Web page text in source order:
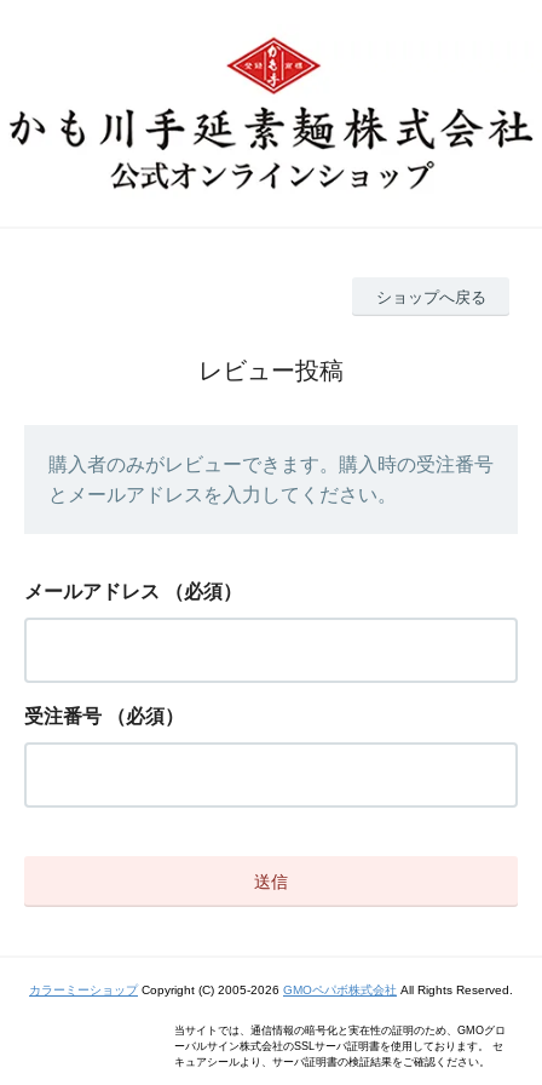
ショップへ戻る
レビュー投稿
購入者のみがレビューできます。購入時の受注番号
とメールアドレスを入力してください。
メールアドレス （必須）
受注番号 （必須）
カラーミーショップ Copyright (C) 2005-2026 GMOペパボ株式会社 All Rights Reserved.
当サイトでは、通信情報の暗号化と実在性の証明のため、GMOグロ
ーバルサイン株式会社のSSLサーバ証明書を使用しております。 セ
キュアシールより、サーバ証明書の検証結果をご確認ください。